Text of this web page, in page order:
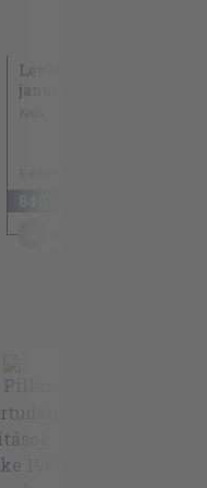
Levéltári Szemle 1966.
január-április